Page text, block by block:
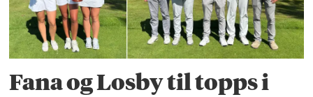
Fana og Losby til topps i